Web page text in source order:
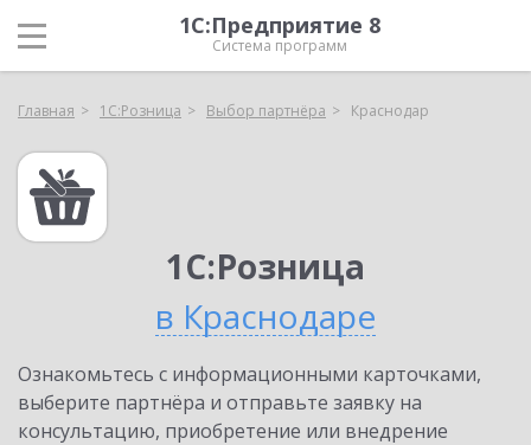
1С:Предприятие 8
Система программ
Главная 1С:Розница Выбор партнёра Краснодар
1С:Розница
в Краснодаре
Ознакомьтесь с информационными карточками,
выберите партнёра и отправьте заявку на
консультацию, приобретение или внедрение